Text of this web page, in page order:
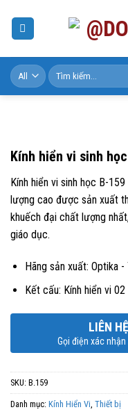
content
Tìm
kiếm:
Kính hiển vi sinh
Kính hiển vi sinh học B-
lượng cao được sản xuất
khuếch đại chất lượng
giáo dục.
Hãng sản xuất: Optika -
Kết cấu: Kính hiển vi
LIÊN
Gọi điện xác
SKU: B.159
Danh mục: Kính Hiển Vi, Thiết bị